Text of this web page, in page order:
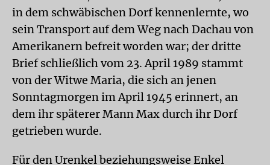
in dem schwäbischen Dorf kennenlernte, wo
sein Transport auf dem Weg nach Dachau von
Amerikanern befreit worden war; der dritte
Brief schließlich vom 23. April 1989 stammt
von der Witwe Maria, die sich an jenen
Sonntagmorgen im April 1945 erinnert, an
dem ihr späterer Mann Max durch ihr Dorf
getrieben wurde.
Für den Urenkel beziehungsweise Enkel